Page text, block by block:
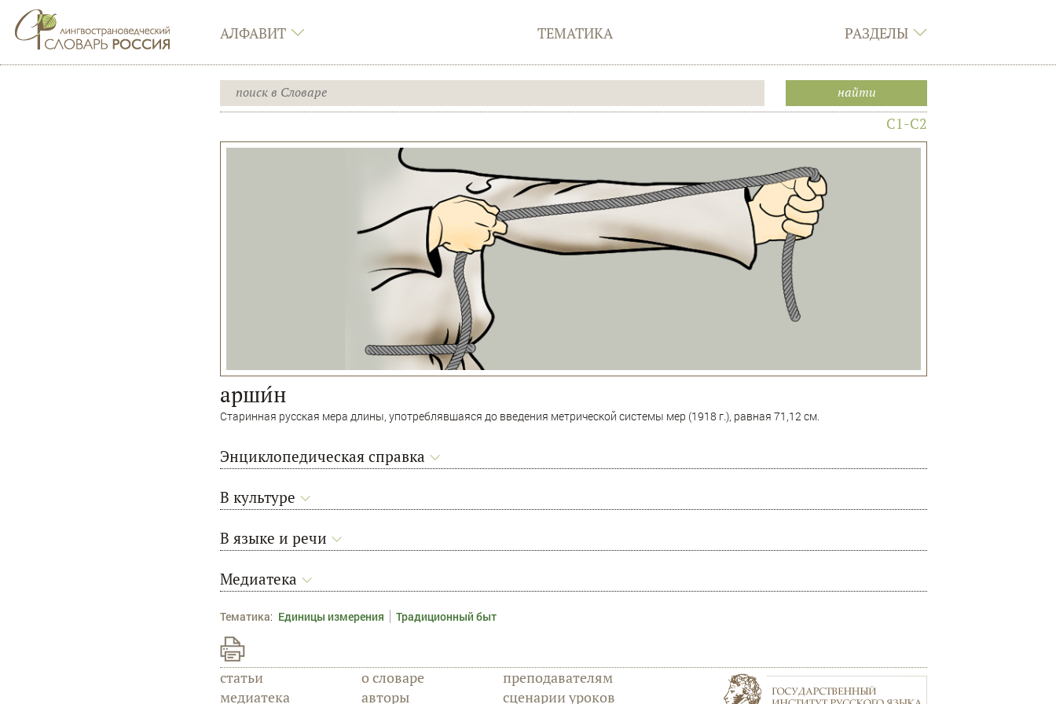
АЛФАВИТ ТЕМАТИКА РАЗДЕЛЫ
C1-C2
арши́н
Старинная русская мера длины, употреблявшаяся до введения метрической системы мер (1918 г.), равная 71,12 см.
Энциклопедическая справка
В культуре
В языке и речи
Медиатека
Тематика: Единицы измерения Традиционный быт
статьи
медиатека
о словаре
авторы
преподавателям
сценарии уроков